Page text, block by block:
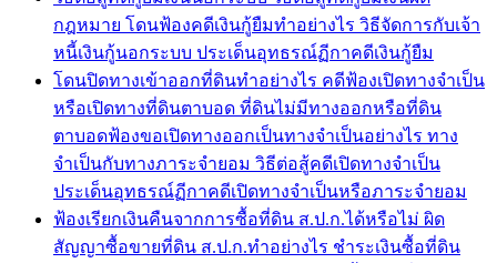
กฎหมาย โดนฟ้องคดีเงินกู้ยืมทำอย่างไร วิธีจัดการกับเจ้า
หนี้เงินกู้นอกระบบ ประเด็นอุทธรณ์ฏีกาคดีเงินกู้ยืม
โดนปิดทางเข้าออกที่ดินทำอย่างไร คดีฟ้องเปิดทางจำเป็น
หรือเปิดทางที่ดินตาบอด ที่ดินไม่มีทางออกหรือที่ดิน
ตาบอดฟ้องขอเปิดทางออกเป็นทางจำเป็นอย่างไร ทาง
จำเป็นกับทางภาระจำยอม วิธีต่อสู้คดีเปิดทางจำเป็น
ประเด็นอุทธรณ์ฏีกาคดีเปิดทางจำเป็นหรือภาระจำยอม
ฟ้องเรียกเงินคืนจากการซื้อที่ดิน ส.ป.ก.ได้หรือไม่ ผิด
สัญญาซื้อขายที่ดิน ส.ป.ก.ทำอย่างไร ชำระเงินซื้อที่ดิน